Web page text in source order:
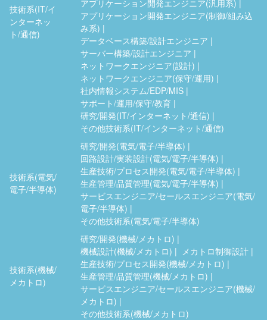
技術系(IT/イ
ンターネッ
ト/通信)
アプリケーション開発エンジニア(汎用系)
アプリケーション開発エンジニア(制御/組み込
み系)
データベース構築/設計エンジニア
サーバー構築/設計エンジニア
ネットワークエンジニア(設計)
ネットワークエンジニア(保守/運用)
社内情報システム/EDP/MIS
サポート/運用/保守/教育
研究/開発(IT/インターネット/通信)
その他技術系(IT/インターネット/通信)
技術系(電気/
電子/半導体)
研究/開発(電気/電子/半導体)
回路設計/実装設計(電気/電子/半導体)
生産技術/プロセス開発(電気/電子/半導体)
生産管理/品質管理(電気/電子/半導体)
サービスエンジニア/セールスエンジニア(電気/
電子/半導体)
その他技術系(電気/電子/半導体)
技術系(機械/
メカトロ)
研究/開発(機械/メカトロ)
機械設計(機械/メカトロ)
メカトロ制御設計
生産技術/プロセス開発(機械/メカトロ)
生産管理/品質管理(機械/メカトロ)
サービスエンジニア/セールスエンジニア(機械/
メカトロ)
その他技術系(機械/メカトロ)